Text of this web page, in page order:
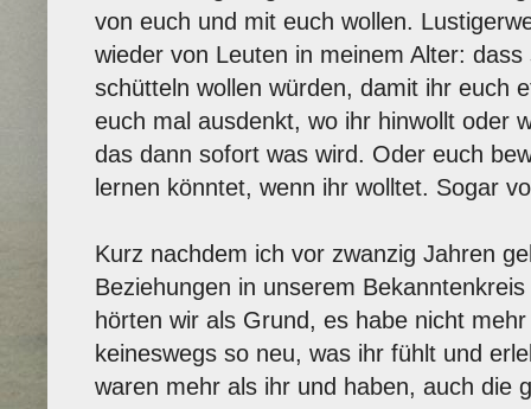
von euch und mit euch wollen.
wieder von Leuten in meinem Alter:
schütteln wollen würden, damit ihr euch
euch mal ausdenkt, wo ihr hinwollt oder
das dann sofort was wird. Oder euch
lernen könntet, wenn ihr wolltet. Sogar
Kurz nachdem ich vor zwanzig Jahren
Beziehungen in unserem
hörten wir als Grund, es habe nicht
keineswegs so neu, was ihr fühlt und
waren mehr als ihr und haben, auch die